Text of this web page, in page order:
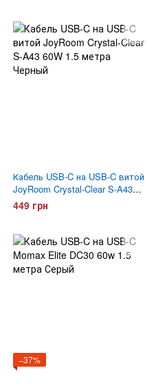
Кабель USB-C на USB-C витой
JoyRoom Crystal-Clear S-A43
60W 1.5 метра Черный
449 грн
−37%